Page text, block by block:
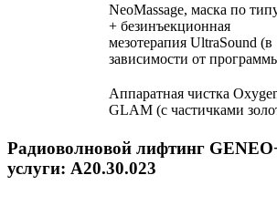
NeoMassage, маска по
+ безинъекционная
мезотерапия UltraSound (в
зависимости от
Аппаратная чистка
GLAM (с частичками
Радиоволновой лифтинг
услуги: А20.30.023